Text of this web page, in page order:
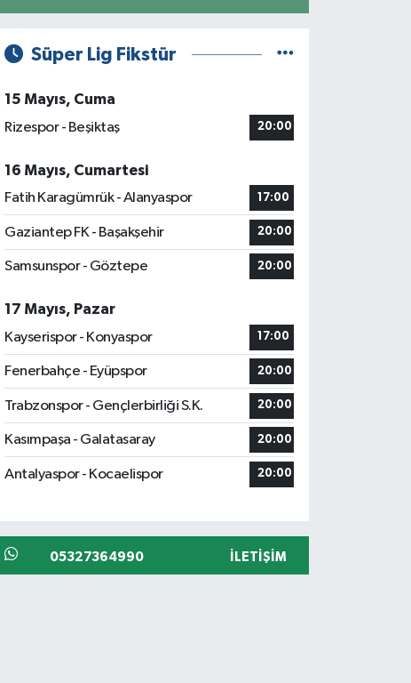
Süper Lig Fikstür
15 Mayıs, Cuma
Rizespor - Beşiktaş
20:00
16 Mayıs, Cumartesi
Fatih Karagümrük - Alanyaspor
17:00
Gaziantep FK - Başakşehir 20:00
Samsunspor - Göztepe 20:00
17 Mayıs, Pazar
Kayserispor - Konyaspor
17:00
Fenerbahçe - Eyüpspor 20:00
Trabzonspor - Gençlerbirliği S.K. 20:00
Kasımpaşa - Galatasaray 20:00
Antalyaspor - Kocaelispor 20:00
05327364990 İLETIŞIM